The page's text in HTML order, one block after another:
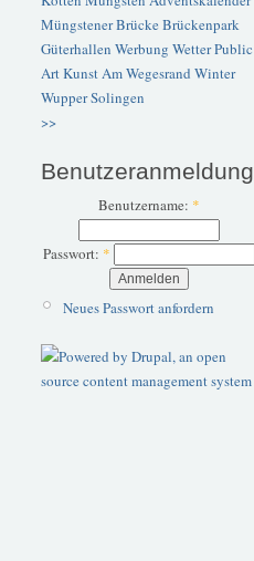
Müngstener BrückeBrückenpark
Güterhallen Werbung WetterPublic
ArtKunstAm Wegesrand Winter
WupperSolingen
>>
Benutzeranmeldung
Benutzername: *
Passwort: *
Neues Passwort anfordern